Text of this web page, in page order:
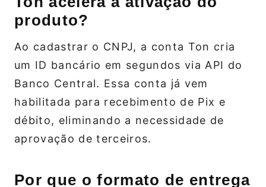
produto?
Ao cadastrar o CNPJ, a conta Ton cria
um ID bancário em segundos via API do
Banco Central. Essa conta já vem
habilitada para recebimento de Pix e
débito, eliminando a necessidade de
aprovação de terceiros.
Por que o formato de entrega